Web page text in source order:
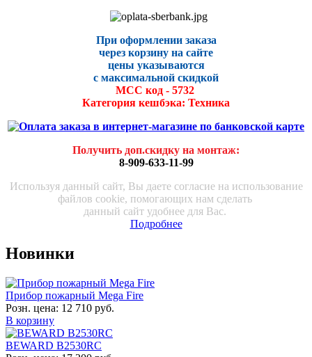
При оформлении заказа
через корзину на сайте
цены указываются
с максимальной скидкой
МСС код - 5732
Категория кешбэка: Техника
Получить доп.скидку на монтаж:
8-909-633-11-99
Используя данный сайт, Вы даете согласие на использование
файлов cookie, помогающих нам сделать
данный сайт удобнее для Вас.
Подробнее
Новинки
Прибор пожарный Mega Fire
Розн. цена: 12 710 руб.
В корзину
BEWARD B2530RC